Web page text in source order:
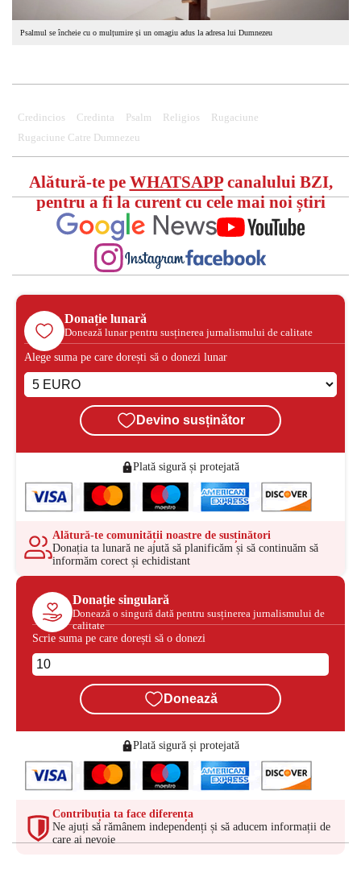
Psalmul se încheie cu o mulțumire și un omagiu adus la adresa lui Dumnezeu
Credincios Credinta Psalm Religios
Rugaciune
Rugaciune Catre Dumnezeu
Alătură-te pe WHATSAPPcanalului BZI,
pentru a fi la curent cu cele mai noi știri
Donație lunară
Donează lunar pentru susținerea jurnalismului de calitate
Alege suma pe care dorești să o donezi lunar
Devino susținător
Plată sigură și protejată
Alătură-te comunității noastre de susținători
Donația ta lunară ne ajută să planificăm și să continuăm să
informăm corect și echidistant
Donație singulară
Donează o singură dată pentru susținerea jurnalismului de
calitate
Scrie suma pe care dorești să o donezi
Donează
Plată sigură și protejată
Contribuția ta face diferența
Ne ajuți să rămânem independenți și să aducem informații de
care ai nevoie